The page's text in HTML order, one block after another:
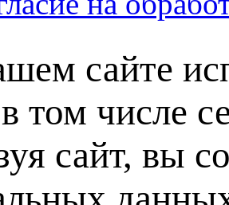
сайте
том числе
сайт, вы